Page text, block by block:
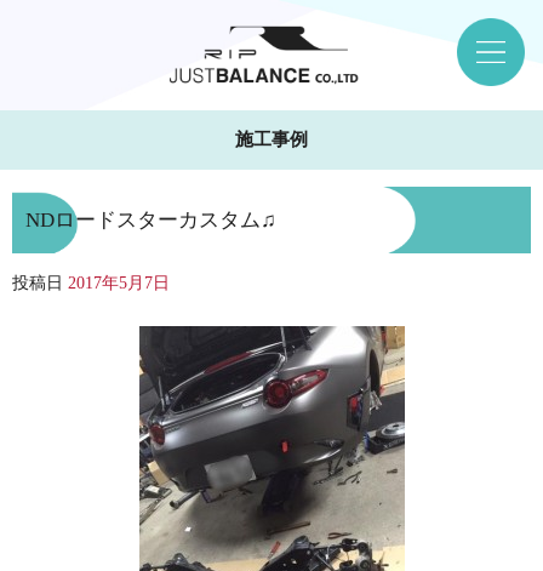
施工事例
NDロードスターカスタム♫
投稿日 2017年5月7日